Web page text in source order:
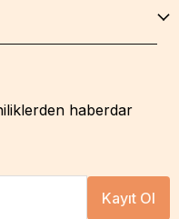
haberdar
Kayıt Ol